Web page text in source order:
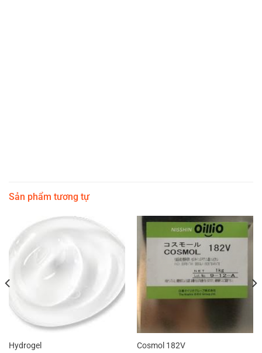
Sản phẩm tương tự
Hydrogel Cosmol 182V